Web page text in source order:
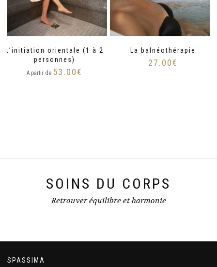
L’initiation orientale (1 à 2
personnes)
A partir de 53.00€
La balnéothérapie
27.00€
SOINS DU CORPS
Retrouver équilibre et harmonie
SPASSIMA